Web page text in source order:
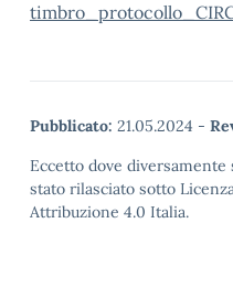
Pubblicato: 21.05.2024 -
Eccetto dove
stato rilasciato sotto
Attribuzione 4.0 Italia.